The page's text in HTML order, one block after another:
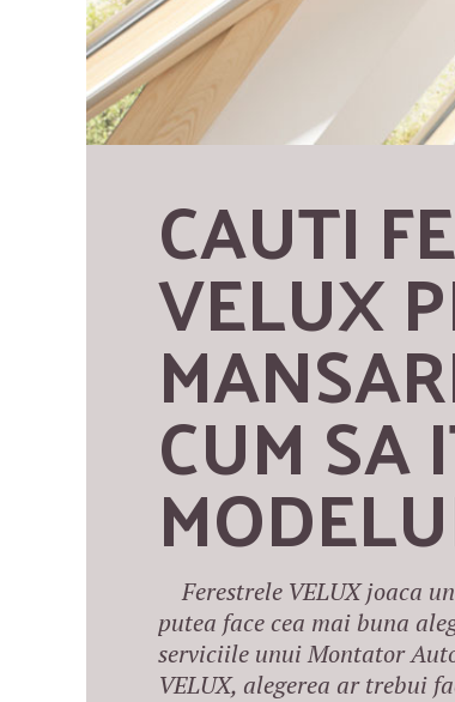
CAUTI
VELUX
CUM SA
Ferestrele VELUX joaca
putea face cea mai buna
serviciile unui Montator
VELUX, alegerea ar trebui